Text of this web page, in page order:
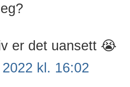
er det uansett 😭
kl. 16:02